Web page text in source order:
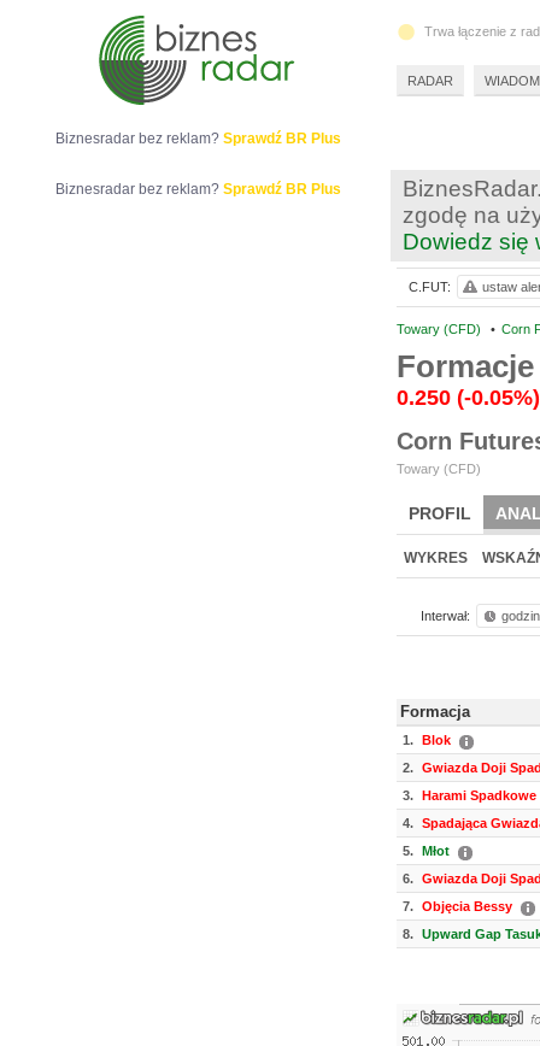
zgodę na
Dowiedz się
Towary (CFD) • Corn
0.250 (-0.05%)
Corn
Towary (CFD)
PROFIL
WYKRES
Interwał:
Formacja
1. Blok
2. Gwiazda Doji
3. Harami Spadkowe
4. Spadająca
5. Młot
6. Gwiazda Doji
7. Objęcia Bessy
8. Upward Gap
C.FUT: ustaw
Biznesradar bez reklam? Sprawdź BR Plus
Biznesradar bez reklam? Sprawdź BR Plus
Trwa łączenie z
RADAR